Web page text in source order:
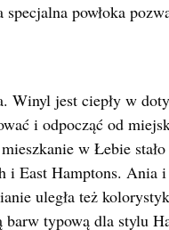
powłoka
Winyl jest ciepły w
i odpocząć od
w Łebie
i East Hamptons. Ania
uległa też
barw typową dla stylu